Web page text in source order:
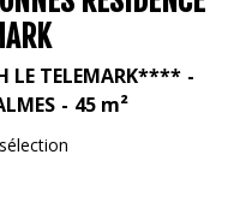
LE TELEMARK****
45 m²